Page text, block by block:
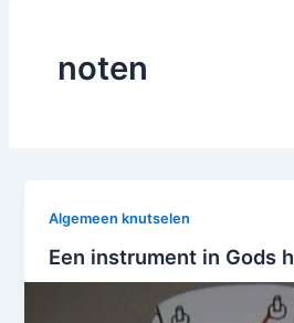
noten
Algemeen knutselen
Een instrument in Gods